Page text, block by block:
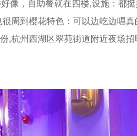
像，自助餐就在四楼,设施：都
周到樱花特色：可以边吃边唱
,杭州西湖区翠苑街道附近夜场